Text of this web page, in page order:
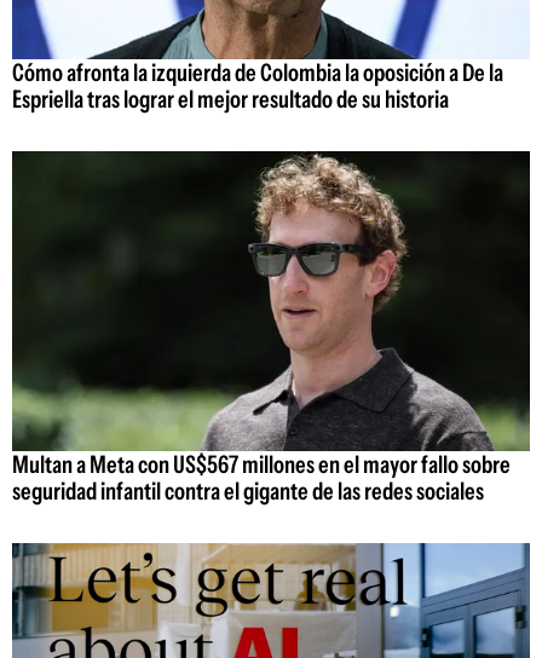
Cómo afronta la izquierda de Colombia la oposición a De la
Espriella tras lograr el mejor resultado de su historia
Multan a Meta con US$567 millones en el mayor fallo sobre
seguridad infantil contra el gigante de las redes sociales